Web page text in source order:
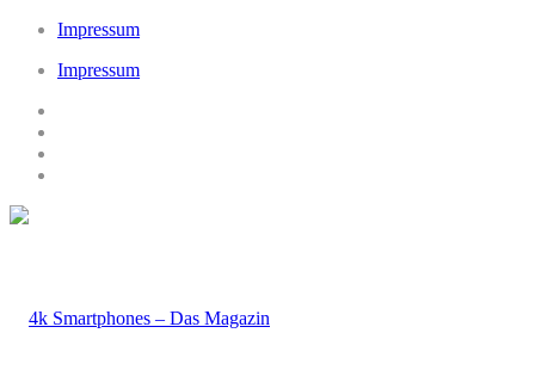
Impressum
Impressum